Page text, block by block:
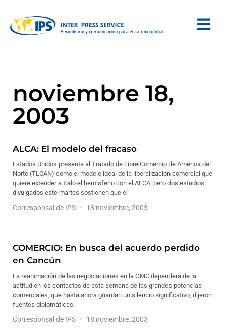
noviembre 18,
2003
ALCA: El modelo del fracaso
Estados Unidos presenta al Tratado de Libre Comercio de América del
Norte (TLCAN) como el modelo ideal de la liberalización comercial que
quiere extender a todo el hemisferio con el ALCA, pero dos estudios
divulgados este martes sostienen que el
Corresponsal de IPS 18 noviembre, 2003
COMERCIO: En busca del acuerdo perdido
en Cancún
La reanimación de las negociaciones en la OMC dependerá de la
actitud en los contactos de esta semana de las grandes potencias
comerciales, que hasta ahora guardan un silencio significativo, dijeron
fuentes diplomáticas.
Corresponsal de IPS 18 noviembre, 2003